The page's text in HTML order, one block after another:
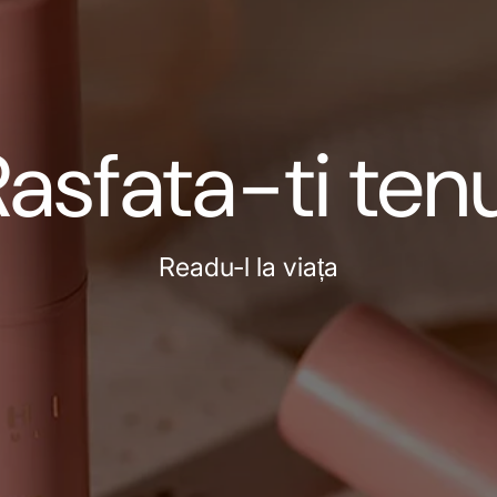
ti
Readu-l la viața